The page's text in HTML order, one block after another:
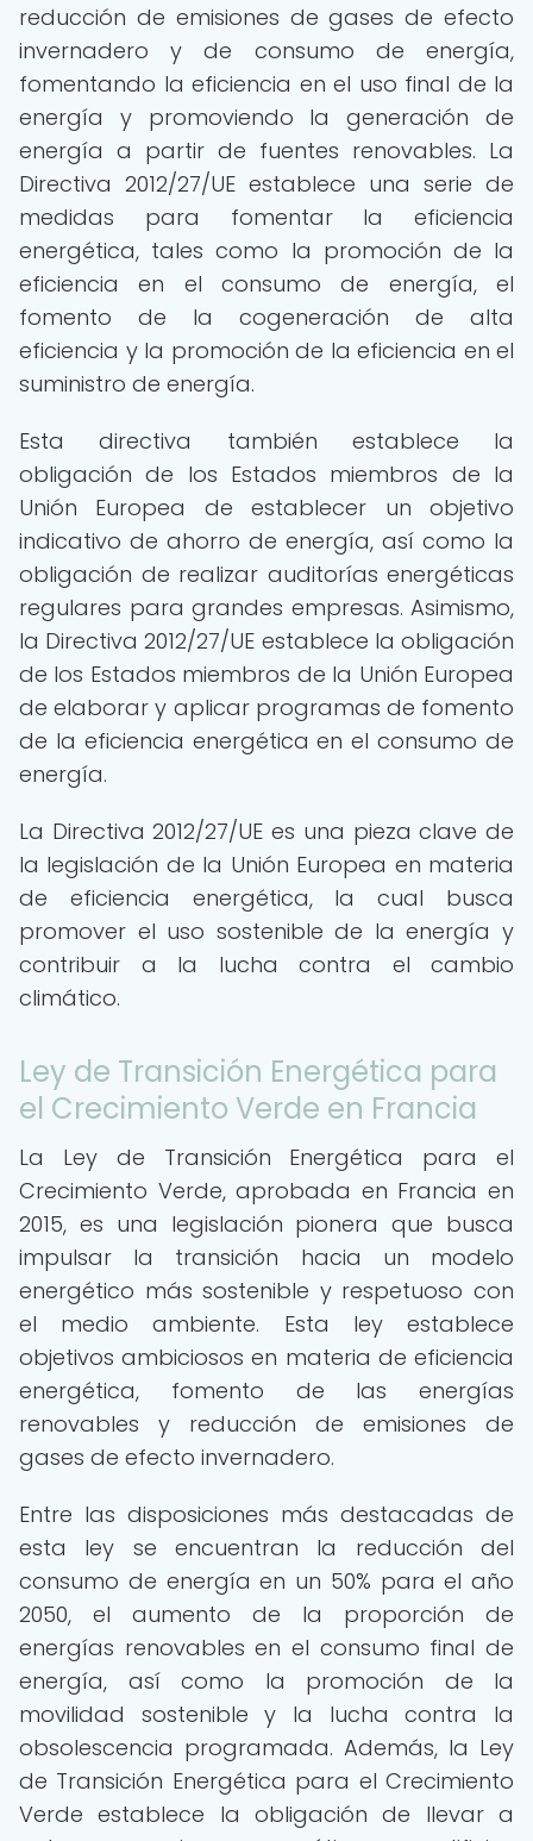
reducción de emisiones de gases de efecto
invernadero y de consumo de energía,
fomentando la eficiencia en el uso final de la
energía y promoviendo la generación de
energía a partir de fuentes renovables. La
Directiva 2012/27/UE establece una serie de
medidas para fomentar la eficiencia
energética, tales como la promoción de la
eficiencia en el consumo de energía, el
fomento de la cogeneración de alta
eficiencia y la promoción de la eficiencia en el
suministro de energía.
Esta directiva también establece la
obligación de los Estados miembros de la
Unión Europea de establecer un objetivo
indicativo de ahorro de energía, así como la
obligación de realizar auditorías energéticas
regulares para grandes empresas. Asimismo,
la Directiva 2012/27/UE establece la obligación
de los Estados miembros de la Unión Europea
de elaborar y aplicar programas de fomento
de la eficiencia energética en el consumo de
energía.
La Directiva 2012/27/UE es una pieza clave de
la legislación de la Unión Europea en materia
de eficiencia energética, la cual busca
promover el uso sostenible de la energía y
contribuir a la lucha contra el cambio
climático.
Ley de Transición Energética para
el Crecimiento Verde en Francia
La Ley de Transición Energética para el
Crecimiento Verde, aprobada en Francia en
2015, es una legislación pionera que busca
impulsar la transición hacia un modelo
energético más sostenible y respetuoso con
el medio ambiente. Esta ley establece
objetivos ambiciosos en materia de eficiencia
energética, fomento de las energías
renovables y reducción de emisiones de
gases de efecto invernadero.
Entre las disposiciones más destacadas de
esta ley se encuentran la reducción del
consumo de energía en un 50% para el año
2050, el aumento de la proporción de
energías renovables en el consumo final de
energía, así como la promoción de la
movilidad sostenible y la lucha contra la
obsolescencia programada. Además, la Ley
de Transición Energética para el Crecimiento
Verde establece la obligación de llevar a